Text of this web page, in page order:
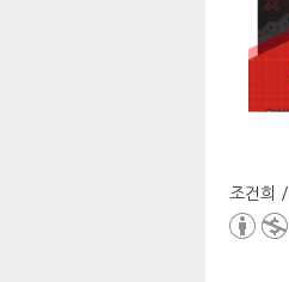
조건희 /